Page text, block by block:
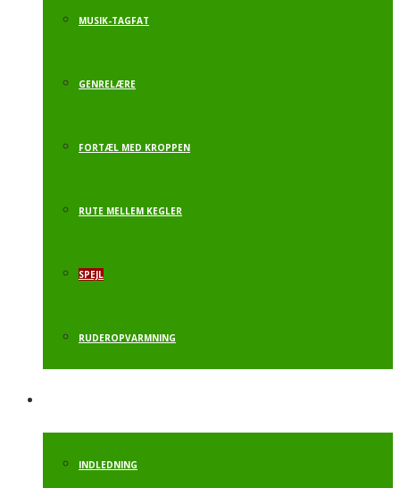
MUSIK-TAGFAT
GENRELÆRE
FORTÆL MED KROPPEN
RUTE MELLEM KEGLER
SPEJL
RUDEROPVARMNING
INDLEDNING